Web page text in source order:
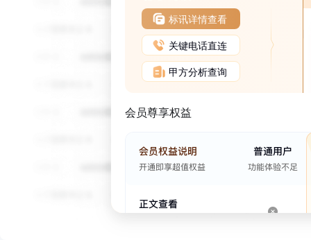
标讯详情查看
关键电话直连
甲方分析查询
会员尊享权益